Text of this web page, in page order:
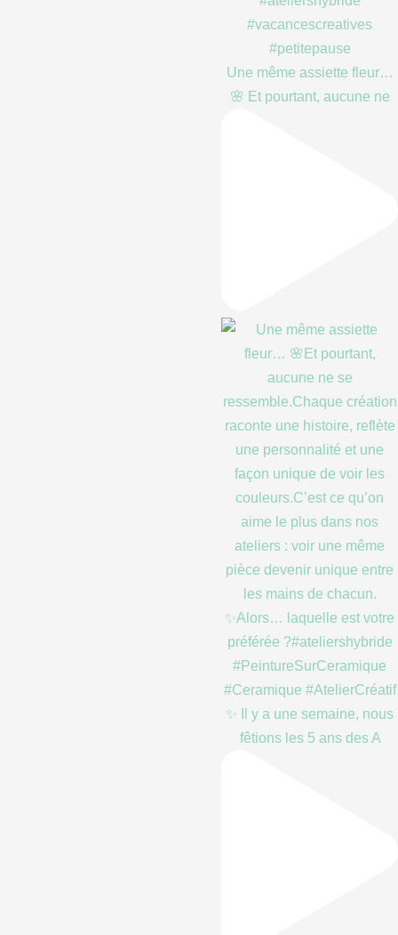
Une même assiette fleur…
🌸 Et pourtant, aucune ne
✨ Il y a une semaine, nous
fêtions les 5 ans des A